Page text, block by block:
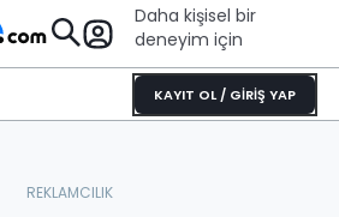
Daha kişisel bir
deneyim için
KAYIT OL / GİRİŞ YAP